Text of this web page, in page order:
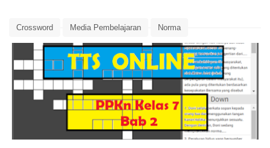
Crossword Media Pembelajaran Norma
Norma dan Keadilan PPKn PPKn Kelas 7 TTS
TTS Online